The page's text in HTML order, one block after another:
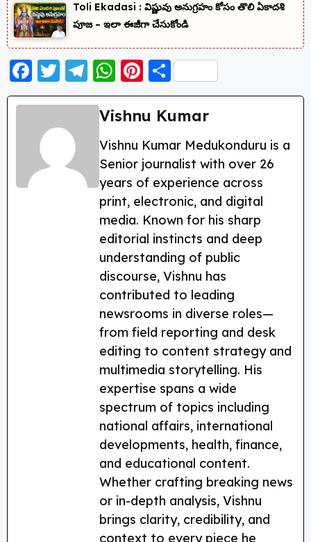
Toli Ekadasi : విష్ణువు అనుగ్రహం కోసం తొలి ఏకాదశి
పూజ – ఇలా ఈజీగా చేసుకోండి
F
a
e
b
o
T
w
er
T
el
e
g
ra
m
W
h
a
ts
A
p
p
Pi
nt
er
e
st
S
h
a
re
Vishnu Kumar
Vishnu Kumar Medukonduru is a
Senior journalist with over 26
years of experience across
print, electronic, and digital
media. Known for his sharp
editorial instincts and deep
understanding of public
discourse, Vishnu has
contributed to leading
newsrooms in diverse roles—
from field reporting and desk
editing to content strategy and
multimedia storytelling. His
expertise spans a wide
spectrum of topics including
national affairs, international
developments, health, finance,
and educational content.
Whether crafting breaking news
or in-depth analysis, Vishnu
brings clarity, credibility, and
context to every piece he